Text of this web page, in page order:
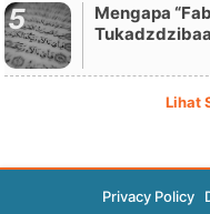
Mengapa
Lihat
Privacy Policy